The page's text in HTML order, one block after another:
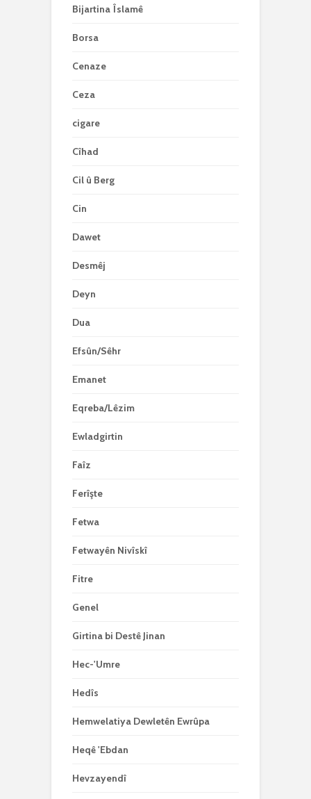
Bijartina Îslamê
Borsa
Cenaze
Ceza
cigare
Cîhad
Cil û Berg
Cin
Dawet
Desmêj
Deyn
Dua
Efsûn/Sêhr
Emanet
Eqreba/Lêzim
Ewladgirtin
Faîz
Ferîşte
Fetwa
Fetwayên Nivîskî
Fitre
Genel
Girtina bi Destê Jinan
Hec-'Umre
Hedîs
Hemwelatiya Dewletên Ewrûpa
Heqê 'Ebdan
Hevzayendî